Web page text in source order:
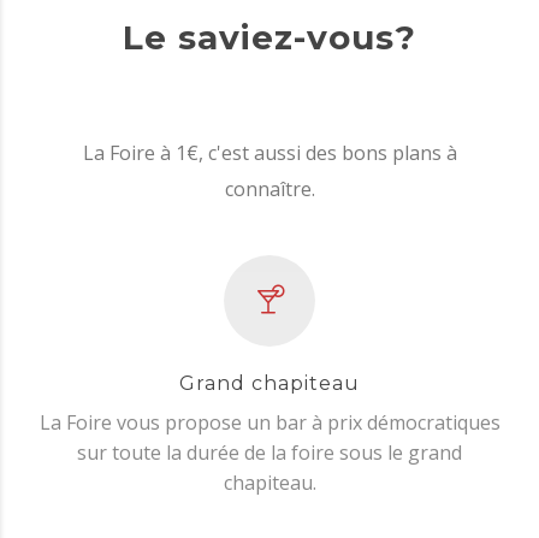
Le saviez-vous?
La Foire à 1€, c'est aussi des bons plans à
connaître.
Grand chapiteau
La Foire vous propose un bar à prix démocratiques
sur toute la durée de la foire sous le grand
chapiteau.